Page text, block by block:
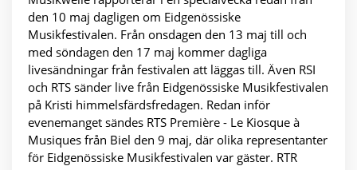
den 10 maj dagligen om Eidgenössiske
Musikfestivalen. Från onsdagen den 13 maj till och
med söndagen den 17 maj kommer dagliga
livesändningar från festivalen att läggas till. Även RSI
och RTS sänder live från Eidgenössiske Musikfestivalen
på Kristi himmelsfärdsfredagen. Redan inför
evenemanget sändes RTS Première - Le Kiosque à
Musiques från Biel den 9 maj, där olika representanter
för Eidgenössiske Musikfestivalen var gäster. RTR